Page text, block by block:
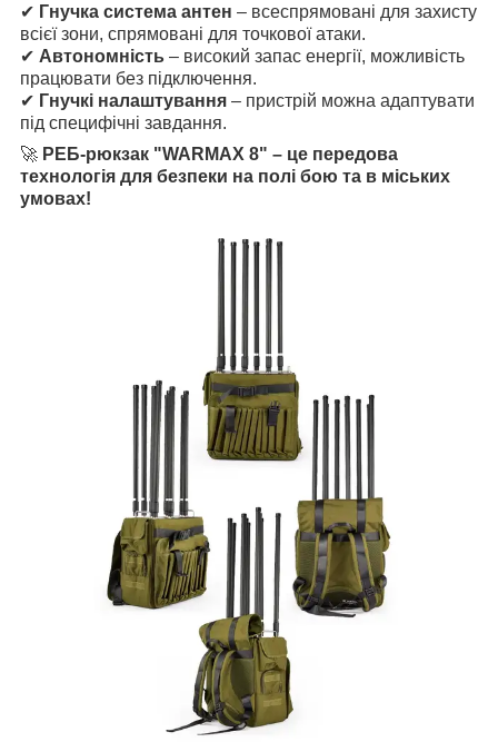
✔ Гнучка система антен – всеспрямовані для захисту
всієї зони, спрямовані для точкової атаки.
✔ Автономність – високий запас енергії, можливість
працювати без підключення.
✔ Гнучкі налаштування – пристрій можна адаптувати
під специфічні завдання.
🚀 РЕБ-рюкзак "WARMAX 8" – це передова
технологія для безпеки на полі бою та в міських
умовах!